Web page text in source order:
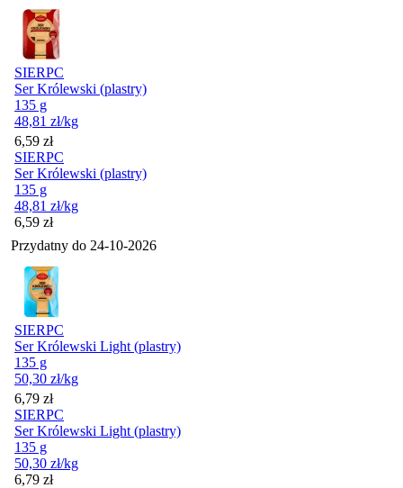
SIERPC
Ser Królewski (plastry)
135 g
48,81 zł/kg
Cena
6,59 zł
SIERPC
Ser Królewski (plastry)
135 g
48,81 zł/kg
Cena
6,59 zł
Przydatny do 24-10-2026
SIERPC
Ser Królewski Light (plastry)
135 g
50,30 zł/kg
Cena
6,79 zł
SIERPC
Ser Królewski Light (plastry)
135 g
50,30 zł/kg
Cena
6,79 zł